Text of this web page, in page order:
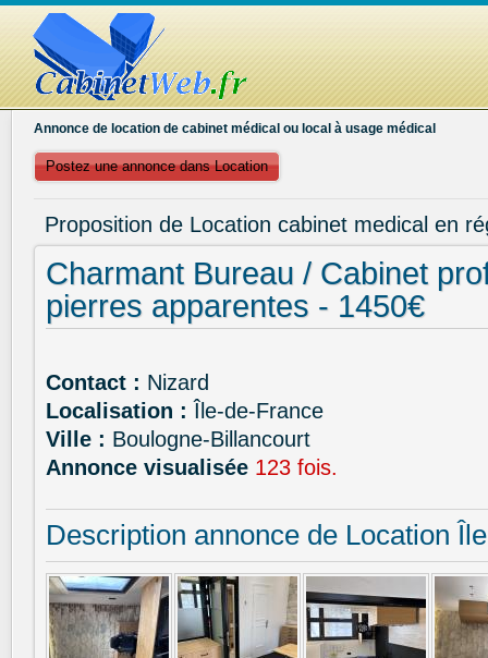
Annonce de location de cabinet médical ou local à usage médical
Postez une annonce dans Location
Proposition de Location cabinet medical en
Charmant Bureau / Cabinet
pierres apparentes - 1450€
Contact : Nizard
Localisation : Île-de-France
Ville : Boulogne-Billancourt
Annonce visualisée 123 fois.
Description annonce de Location